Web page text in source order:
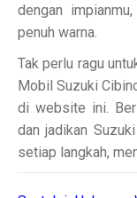
dengan
penuh warna.
Tak perlu ragu
Mobil Suzuki
di website ini.
dan jadikan
setiap langkah,